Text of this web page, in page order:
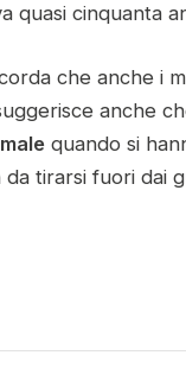
quasi cinquanta
che anche i
anche
quando si
tirarsi fuori dai